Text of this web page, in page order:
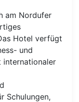
am Nordufer
Hotel verfügt
und
internationaler
Schulungen,